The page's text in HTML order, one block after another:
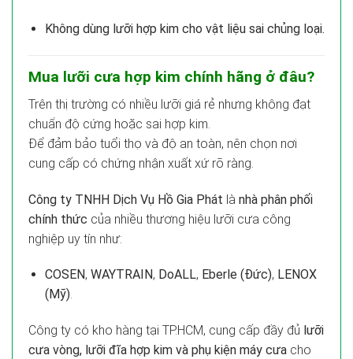
Không dùng lưỡi hợp kim cho vật liệu sai chủng loại.
Mua lưỡi cưa hợp kim chính hãng ở đâu?
Trên thị trường có nhiều lưỡi giá rẻ nhưng không đạt
chuẩn độ cứng hoặc sai hợp kim.
Để đảm bảo tuổi thọ và độ an toàn, nên chọn nơi
cung cấp có chứng nhận xuất xứ rõ ràng.
Công ty TNHH Dịch Vụ Hồ Gia Phát là nhà phân phối
chính thức của nhiều thương hiệu lưỡi cưa công
nghiệp uy tín như:
COSEN, WAYTRAIN, DoALL, Eberle (Đức), LENOX
(Mỹ).
Công ty có kho hàng tại TP.HCM, cung cấp đầy đủ lưỡi
cưa vòng, lưỡi đĩa hợp kim và phụ kiện máy cưa cho